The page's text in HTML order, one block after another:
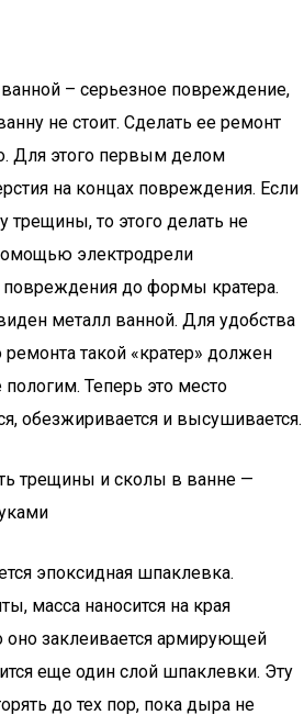
– серьезное повреждение,
не стоит. Сделать ее ремонт
Для этого первым делом
на концах повреждения. Если
то этого делать не
электродрели
повреждения до формы кратера.
металл ванной. Для удобства
ремонта такой «кратер» должен
Теперь это место
обезжиривается и высушивается.
трещины и сколы в ванне —
эпоксидная шпаклевка.
масса наносится на края
оно заклеивается армирующей
еще один слой шпаклевки. Эту
до тех пор, пока дыра не